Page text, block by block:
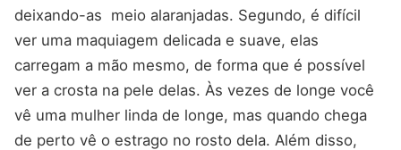
deixando-as meio alaranjadas. Segundo, é difícil
ver uma maquiagem delicada e suave, elas
carregam a mão mesmo, de forma que é possível
ver a crosta na pele delas. Às vezes de longe você
vê uma mulher linda de longe, mas quando chega
de perto vê o estrago no rosto dela. Além disso,